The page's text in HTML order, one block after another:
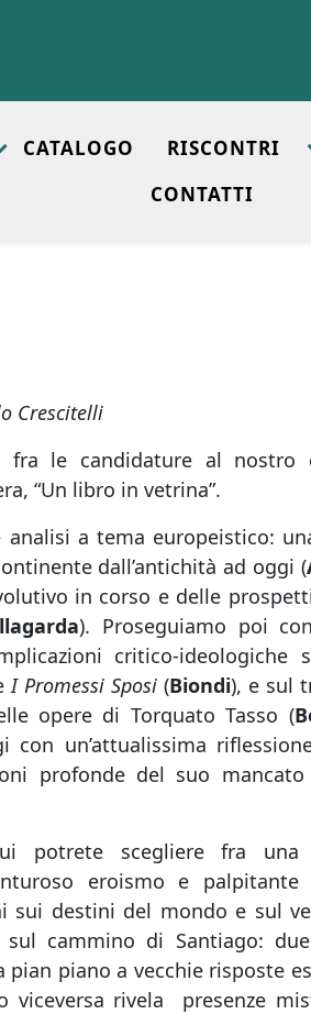
CATALOGO RISCONTRI
CONTATTI
Crescitelli
le candidature al nostro
“Un libro in vetrina”.
a tema europeistico:
dall’antichità ad oggi (
in corso e delle
). Proseguiamo poi
critico-ideologiche
I Promessi Sposi (Biondi), e sul
opere di Torquato Tasso (
con un’attualissima
profonde del suo mancato
potrete scegliere fra una
eroismo e palpitante
sui destini del mondo e sul
cammino di Santiago:
piano a vecchie risposte
viceversa rivela presenze